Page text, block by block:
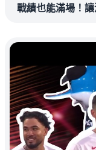
戰績也能滿場！